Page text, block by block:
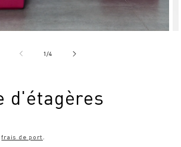
1/de4
d'étagères
frais de port